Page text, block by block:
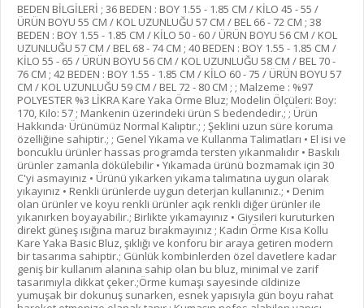
BEDEN BİLGİLERİ ; 36 BEDEN : BOY 1.55 - 1.85 CM / KİLO 45 - 55 /
ÜRÜN BOYU 55 CM / KOL UZUNLUĞU 57 CM / BEL 66 - 72 CM ; 38
BEDEN : BOY 1.55 - 1.85 CM / KİLO 50 - 60 / ÜRÜN BOYU 56 CM / KOL
UZUNLUĞU 57 CM / BEL 68 - 74 CM ; 40 BEDEN : BOY 1.55 - 1.85 CM /
KİLO 55 - 65 / ÜRÜN BOYU 56 CM / KOL UZUNLUĞU 58 CM / BEL 70 -
76 CM ; 42 BEDEN : BOY 1.55 - 1.85 CM / KİLO 60 - 75 / ÜRÜN BOYU 57
CM / KOL UZUNLUĞU 59 CM / BEL 72 - 80 CM ; ; Malzeme : %97
POLYESTER %3 LİKRA Kare Yaka Örme Bluz; Modelin Ölçüleri: Boy:
170, Kilo: 57 ; Mankenin üzerindeki ürün S bedendedir.; ; Ürün
Hakkında· Ürünümüz Normal Kalıptır.; ; Şeklini uzun süre koruma
özelliğine sahiptir.; ; Genel Yıkama ve Kullanma Talimatları • El isi ve
boncuklu ürünler hassas programda tersten yıkanmalıdır • Baskılı
ürünler zamanla dökülebilir • Yıkamada ürünü bozmamak için 30
C'yi asmayınız • Ürünü yıkarken yıkama talımatına uygun olarak
yıkayınız • Renkli ürünlerde uygun deterjan kullanınız.; • Denim
olan ürünler ve koyu renkli ürünler açık renkli diğer ürünler ile
yıkanırken boyayabilir.; Birlikte yıkamayınız • Giysileri kuruturken
direkt güneş ısığına maruz bırakmayınız ; Kadın Örme Kısa Kollu
Kare Yaka Basic Bluz, şıklığı ve konforu bir araya getiren modern
bir tasarıma sahiptir.; Günlük kombinlerden özel davetlere kadar
geniş bir kullanım alanına sahip olan bu bluz, minimal ve zarif
tasarımıyla dikkat çeker.;Örme kumaşı sayesinde cildinize
yumuşak bir dokunuş sunarken, esnek yapısıyla gün boyu rahat